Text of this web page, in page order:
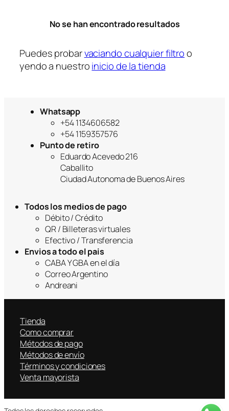
No se han encontrado resultados
Puedes probarvaciando cualquier filtroo
yendo a nuestroinicio de la tienda
Whatsapp
+54 1134606582
+54 1159357576
Punto de retiro
Eduardo Acevedo 216
Caballito
Ciudad Autonoma de Buenos Aires
Todos los medios de pago
Débito / Crédito
QR / Billeteras virtuales
Efectivo / Transferencia
Envios a todo el pais
CABA Y GBA en el día
Correo Argentino
Andreani
Tienda
Como comprar
Métodos de pago
Métodos de envío
Términos y condiciones
Venta mayorista